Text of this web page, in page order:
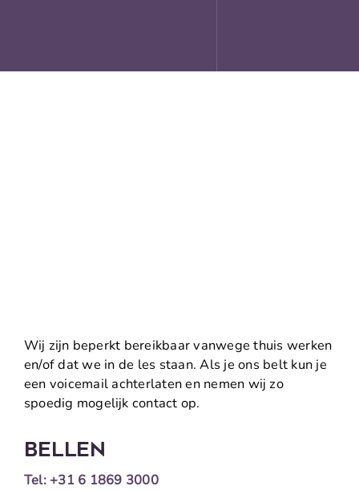
Wij zijn beperkt bereikbaar vanwege thuis werken
en/of dat we in de les staan. Als je ons belt kun je
een voicemail achterlaten en nemen wij zo
spoedig mogelijk contact op.
BELLEN
Tel: +31 6 1869 3000